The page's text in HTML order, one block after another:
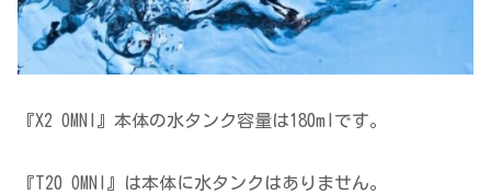
『X2 OMNI』本体の水タンク容量は180mlです。
『T20 OMNI』は本体に水タンクはありません。